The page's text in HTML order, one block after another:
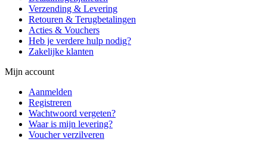
Verzending & Levering
Retouren & Terugbetalingen
Acties & Vouchers
Heb je verdere hulp nodig?
Zakelijke klanten
Mijn account
Aanmelden
Registreren
Wachtwoord vergeten?
Waar is mijn levering?
Voucher verzilveren